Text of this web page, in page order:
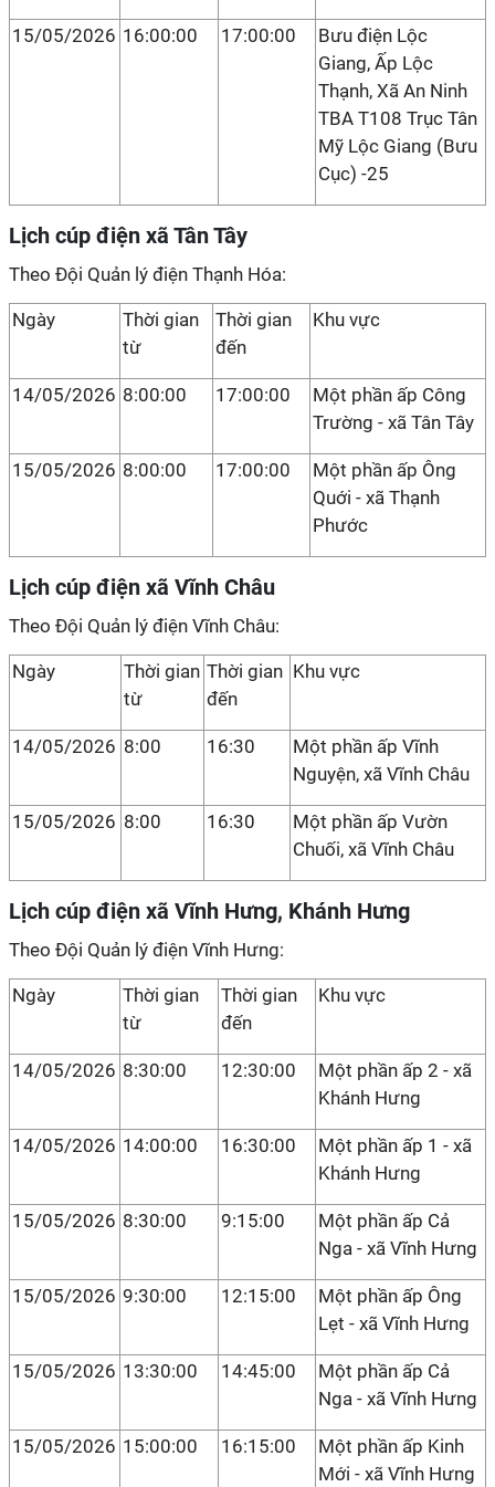
15/05/2026 16:00:00 17:00:00
Bưu điện Lộc
Giang, Ấp Lộc
Thạnh, Xã An Ninh
TBA T108 Trục Tân
Mỹ Lộc Giang (Bưu
Cục) -25
Lịch cúp điện xã Tân Tây
Theo Đội Quản lý điện Thạnh Hóa:
Ngày
Thời gian
từ
Thời gian
đến
Khu vực
14/05/2026 8:00:00 17:00:00
Một phần ấp Công
Trường - xã Tân Tây
15/05/2026 8:00:00 17:00:00
Một phần ấp Ông
Quới - xã Thạnh
Phước
Lịch cúp điện xã Vĩnh Châu
Theo Đội Quản lý điện Vĩnh Châu:
Ngày
Thời gian
từ
Thời gian
đến
Khu vực
14/05/2026 8:00 16:30
Một phần ấp Vĩnh
Nguyện, xã Vĩnh Châu
15/05/2026 8:00 16:30
Một phần ấp Vườn
Chuối, xã Vĩnh Châu
Lịch cúp điện xã Vĩnh Hưng, Khánh Hưng
Theo Đội Quản lý điện Vĩnh Hưng:
Ngày
Thời gian
từ
Thời gian
đến
Khu vực
14/05/2026 8:30:00 12:30:00
Một phần ấp 2 - xã
Khánh Hưng
14/05/2026 14:00:00 16:30:00
Một phần ấp 1 - xã
Khánh Hưng
15/05/2026 8:30:00 9:15:00
Một phần ấp Cả
Nga - xã Vĩnh Hưng
15/05/2026 9:30:00 12:15:00
Một phần ấp Ông
Lẹt - xã Vĩnh Hưng
15/05/2026 13:30:00 14:45:00
Một phần ấp Cả
Nga - xã Vĩnh Hưng
15/05/2026 15:00:00 16:15:00
Một phần ấp Kinh
Mới - xã Vĩnh Hưng